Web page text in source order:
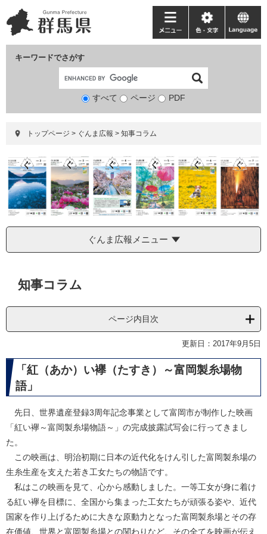
ー
ジ
ニ
ュ
て
キーワードでさがす
検
象
すべて ページ PDF
メ
ニ
ー
色・
文
language
トップページ > ぐんま広報 > 知事コラム
ぐんま広報メニュー
知事コラム
ページ内目次
更新日：2017年9月5日
「紅（あか）い襷（たすき）～富岡製糸場物
語」
先日、世界遺産登録3周年記念事業として富岡市が制作した映画
「紅い襷～富岡製糸場物語～」の完成披露試写会に行ってきまし
た。
この映画は、明治初期に日本の近代化をけん引した富岡製糸場の
生糸生産を支えた若き工女たちの物語です。
私はこの映画を見て、心から感動しました。一等工女が身に着け
る紅い襷を目標に、全国から集まった工女たちが頑張る姿や、近代
国家を作り上げるために大きな原動力となった富岡製糸場とその存
在価値、世界と富岡製糸場との関わりなど、その全てを映画が伝え